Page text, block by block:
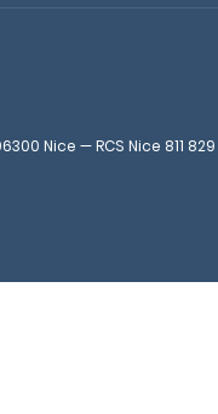
Nice — RCS Nice 811